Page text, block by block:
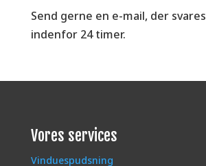
Send gerne en e-mail, der svares
indenfor 24 timer.
Vores services
Vinduespudsning